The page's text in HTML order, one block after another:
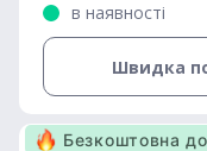
в наявності
Швидка
Безкоштовна